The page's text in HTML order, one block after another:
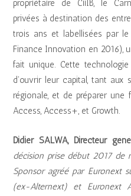
propriétaire de CiiIB, le
privées à destination des
trois ans et labellisées par
Finance Innovation en 2016),
fait unique. Cette
d’ouvrir leur capital, tant aux
régionale, et de préparer une
Access, Access+, et Growth.
Didier SALWA, Directeur
décision prise début 2017 de
Sponsor agréé par Euronext
(ex-Alternext) et Euronext